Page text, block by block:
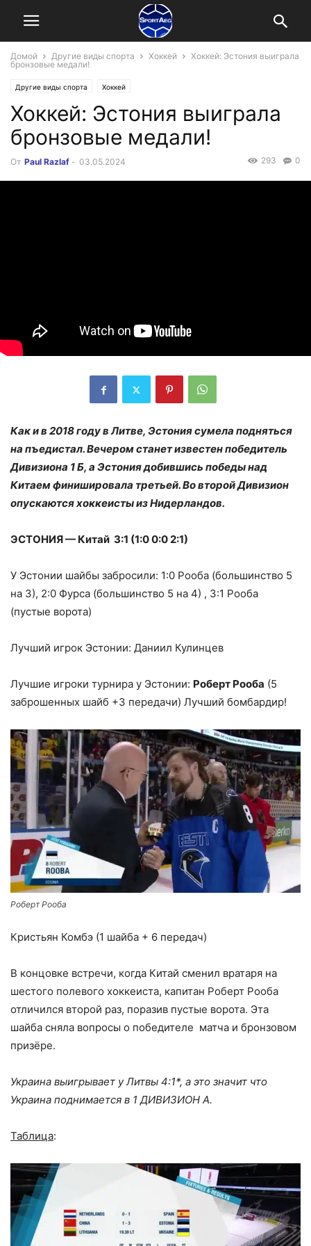
Домой Другие виды спорта Хоккей
Хоккей: Эстония выиграла
бронзовые медали!
Другие виды спорта Хоккей
Хоккей: Эстония выиграла
бронзовые медали!
От Paul Razlaf - 03.05.2024 0
293
Как и в 2018 году в Литве, Эстония сумела подняться
на пъедистал. Вечером станет известен победитель
Дивизиона 1 Б, а Эстония добившись победы над
Китаем финишировала третьей. Во второй Дивизион
опускаются хоккеисты из Нидерландов.
ЭСТОНИЯ — Китай 3:1 (1:0 0:0 2:1)
У Эстонии шайбы забросили: 1:0 Рооба (большинство 5
на 3), 2:0 Фурса (большинство 5 на 4) , 3:1 Рооба
(пустые ворота)
Лучший игрок Эстонии: Даниил Кулинцев
Лучшие игроки турнира у Эстонии: Роберт Рооба (5
заброшенных шайб +3 передачи) Лучший бомбардир!
Роберт Рооба
Кристьян Комбэ (1 шайба + 6 передач)
В концовке встречи, когда Китай сменил вратаря на
шестого полевого хоккеиста, капитан Роберт Рооба
отличился второй раз, поразив пустые ворота. Эта
шайба сняла вопросы о победителе матча и бронзовом
призёре.
Украина выигрывает у Литвы 4:1*, а это значит что
Украина поднимается в 1 ДИВИЗИОН А.
Таблица: